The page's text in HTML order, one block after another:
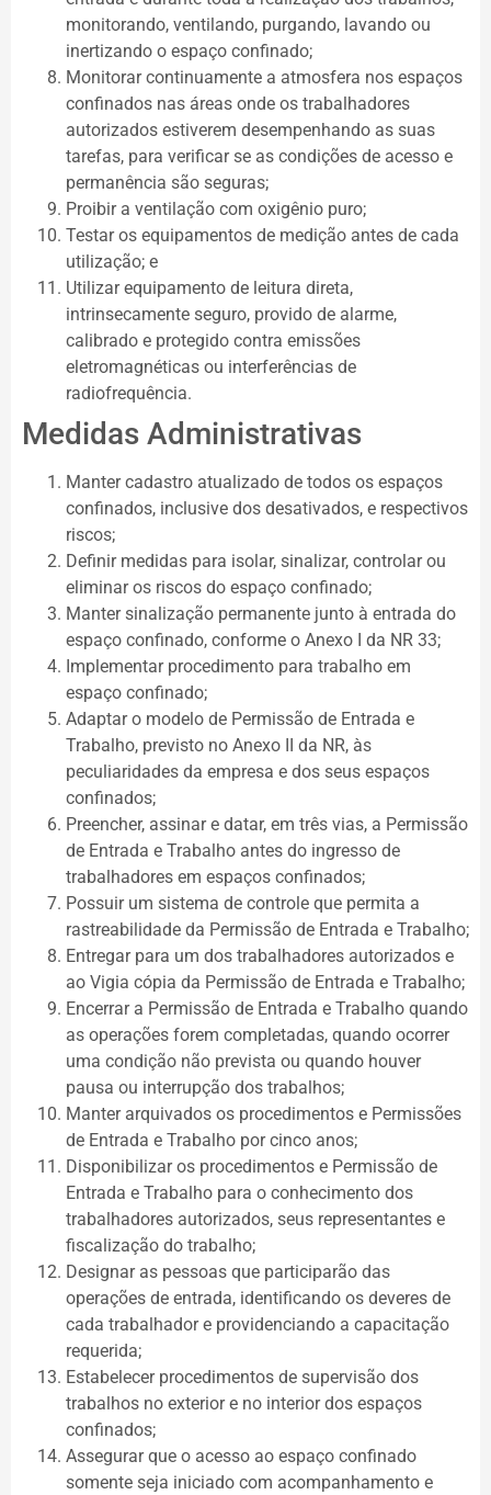
monitorando, ventilando, purgando, lavando ou
inertizando o espaço confinado;
Monitorar continuamente a atmosfera nos espaços
confinados nas áreas onde os trabalhadores
autorizados estiverem desempenhando as suas
tarefas, para verificar se as condições de acesso e
permanência são seguras;
Proibir a ventilação com oxigênio puro;
Testar os equipamentos de medição antes de cada
utilização; e
Utilizar equipamento de leitura direta,
intrinsecamente seguro, provido de alarme,
calibrado e protegido contra emissões
eletromagnéticas ou interferências de
radiofrequência.
Medidas Administrativas
Manter cadastro atualizado de todos os espaços
confinados, inclusive dos desativados, e respectivos
riscos;
Definir medidas para isolar, sinalizar, controlar ou
eliminar os riscos do espaço confinado;
Manter sinalização permanente junto à entrada do
espaço confinado, conforme o Anexo I da NR 33;
Implementar procedimento para trabalho em
espaço confinado;
Adaptar o modelo de Permissão de Entrada e
Trabalho, previsto no Anexo II da NR, às
peculiaridades da empresa e dos seus espaços
confinados;
Preencher, assinar e datar, em três vias, a Permissão
de Entrada e Trabalho antes do ingresso de
trabalhadores em espaços confinados;
Possuir um sistema de controle que permita a
rastreabilidade da Permissão de Entrada e Trabalho;
Entregar para um dos trabalhadores autorizados e
ao Vigia cópia da Permissão de Entrada e Trabalho;
Encerrar a Permissão de Entrada e Trabalho quando
as operações forem completadas, quando ocorrer
uma condição não prevista ou quando houver
pausa ou interrupção dos trabalhos;
Manter arquivados os procedimentos e Permissões
de Entrada e Trabalho por cinco anos;
Disponibilizar os procedimentos e Permissão de
Entrada e Trabalho para o conhecimento dos
trabalhadores autorizados, seus representantes e
fiscalização do trabalho;
Designar as pessoas que participarão das
operações de entrada, identificando os deveres de
cada trabalhador e providenciando a capacitação
requerida;
Estabelecer procedimentos de supervisão dos
trabalhos no exterior e no interior dos espaços
confinados;
Assegurar que o acesso ao espaço confinado
somente seja iniciado com acompanhamento e